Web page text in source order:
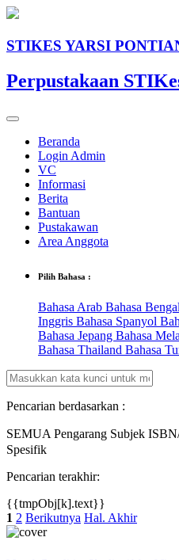
STIKES YARSI
Perpustakaan
Beranda
Login Admin
VC
Informasi
Berita
Bantuan
Pustakawan
Area Anggota
Pilih Bahasa :
Bahasa Arab Bahasa
Inggris Bahasa Spanyol
Bahasa Jepang Bahasa
Bahasa Thailand Bahasa
Pencarian berdasarkan :
SEMUA Pengarang Subjek
Spesifik
Pencarian terakhir:
{{tmpObj[k].text}}
1 2 Berikutnya Hal. Akhir